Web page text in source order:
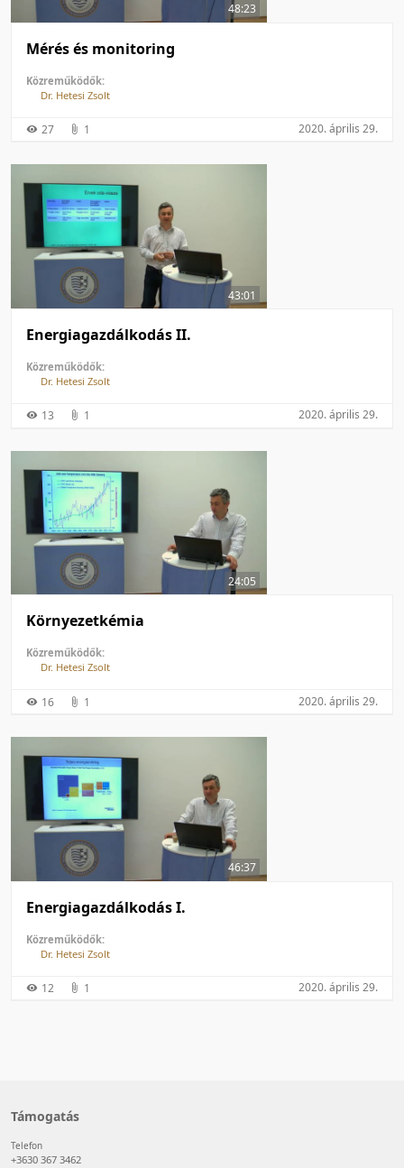
Utolsó módosítás szerint
48:23
Mérés és monitoring
Közreműködők:
Dr. Hetesi Zsolt
27 1 2020. április 29.
43:01
Energiagazdálkodás II.
Közreműködők:
Dr. Hetesi Zsolt
13 1 2020. április 29.
24:05
Környezetkémia
Közreműködők:
Dr. Hetesi Zsolt
16 1 2020. április 29.
46:37
Energiagazdálkodás I.
Közreműködők:
Dr. Hetesi Zsolt
12 1 2020. április 29.
Támogatás
Telefon
+3630 367 3462